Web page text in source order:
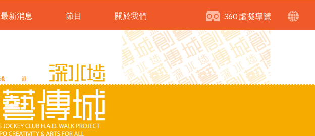
360 虛擬導覽
最新消息 節目 關於我們